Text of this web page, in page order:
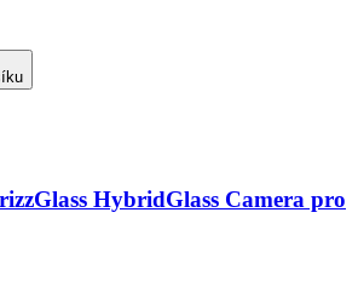
HybridGlass Camera pro